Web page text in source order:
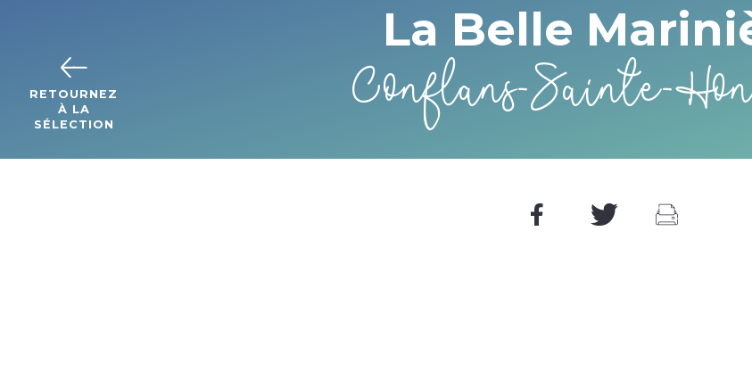
RETOURNEZ
À LA
SÉLECTION
La Belle
Conflans-Sainte-